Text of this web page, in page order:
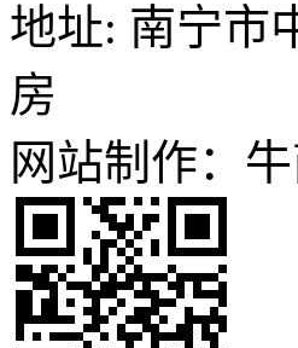
地址: 南宁市
房
网站制作：